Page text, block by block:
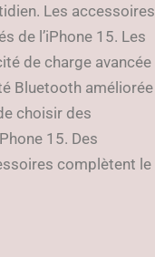
Les accessoires
de l’iPhone 15. Les
de charge avancée
Bluetooth améliorée
choisir des
15. Des
complètent le